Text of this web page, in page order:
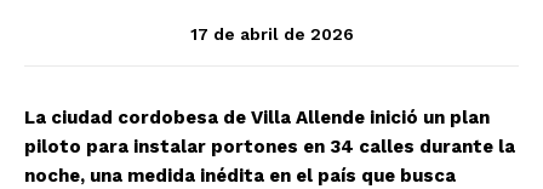
17 de abril de 2026
La ciudad cordobesa de Villa Allende inició un plan
piloto para instalar portones en 34 calles durante la
noche, una medida inédita en el país que busca